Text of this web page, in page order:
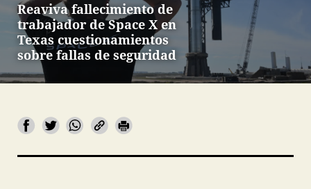
Reaviva fallecimiento de
trabajador de Space X en
Texas cuestionamientos
sobre fallas de seguridad